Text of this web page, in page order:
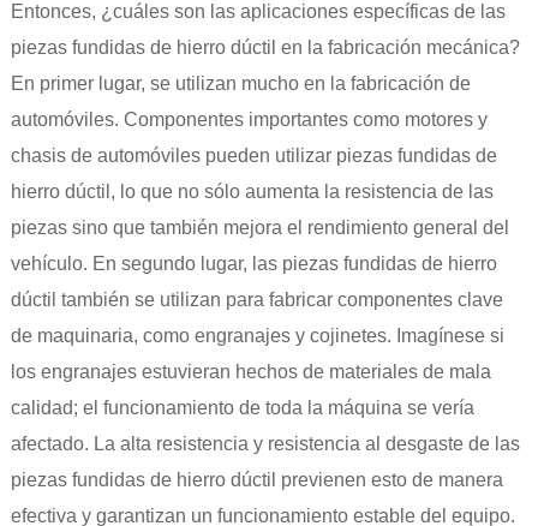
Entonces, ¿cuáles son las aplicaciones específicas de las
piezas fundidas de hierro dúctil en la fabricación mecánica?
En primer lugar, se utilizan mucho en la fabricación de
automóviles. Componentes importantes como motores y
chasis de automóviles pueden utilizar piezas fundidas de
hierro dúctil, lo que no sólo aumenta la resistencia de las
piezas sino que también mejora el rendimiento general del
vehículo. En segundo lugar, las piezas fundidas de hierro
dúctil también se utilizan para fabricar componentes clave
de maquinaria, como engranajes y cojinetes. Imagínese si
los engranajes estuvieran hechos de materiales de mala
calidad; el funcionamiento de toda la máquina se vería
afectado. La alta resistencia y resistencia al desgaste de las
piezas fundidas de hierro dúctil previenen esto de manera
efectiva y garantizan un funcionamiento estable del equipo.